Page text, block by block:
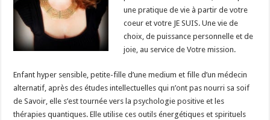
une pratique de vie à partir de votre
coeur et votre JE SUIS. Une vie de
choix, de puissance personnelle et de
joie, au service de Votre mission.
Enfant hyper sensible, petite-fille d’une medium et fille d’un médecin
alternatif, après des études intellectuelles qui n’ont pas nourri sa soif
de Savoir, elle s’est tournée vers la psychologie positive et les
thérapies quantiques. Elle utilise ces outils énergétiques et spirituels